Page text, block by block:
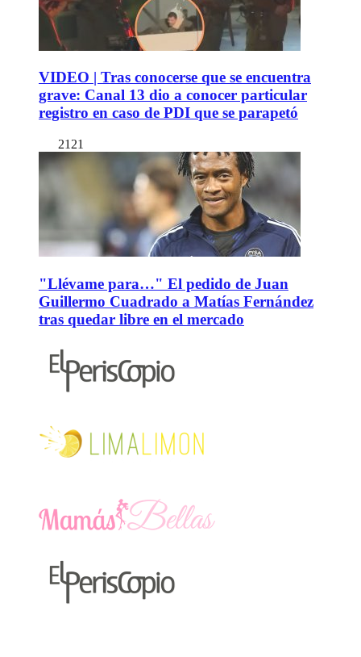
VIDEO | Tras conocerse que se encuentra
grave: Canal 13 dio a conocer particular
registro en caso de PDI que se parapetó
2121
"Llévame para…" El pedido de Juan
Guillermo Cuadrado a Matías Fernández
tras quedar libre en el mercado